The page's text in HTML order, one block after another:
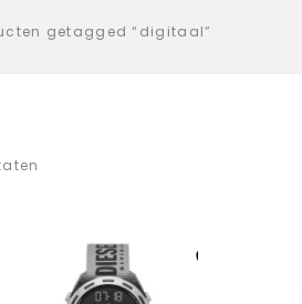
getagged “digitaal”